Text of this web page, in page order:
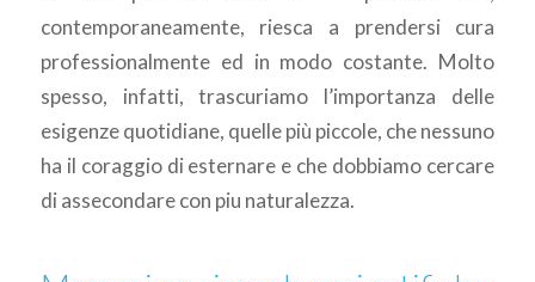
contemporaneamente, riesca a prendersi cura
professionalmente ed in modo costante. Molto
spesso, infatti, trascuriamo l’importanza delle
esigenze quotidiane, quelle più piccole, che nessuno
ha il coraggio di esternare e che dobbiamo cercare
di assecondare con piu naturalezza.